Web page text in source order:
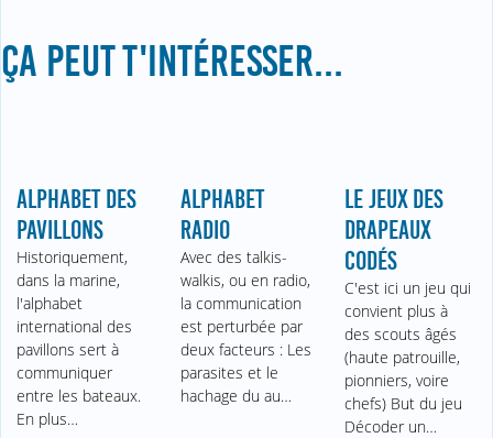
ÇA PEUT T'INTÉRESSER...
ALPHABET DES
PAVILLONS
Historiquement,
dans la marine,
l'alphabet
international des
pavillons sert à
communiquer
entre les bateaux.
En plus…
ALPHABET
RADIO
Avec des talkis-
walkis, ou en radio,
la communication
est perturbée par
deux facteurs : Les
parasites et le
hachage du au…
LE JEUX DES
DRAPEAUX
CODÉS
C'est ici un jeu qui
convient plus à
des scouts âgés
(haute patrouille,
pionniers, voire
chefs) But du jeu
Décoder un…